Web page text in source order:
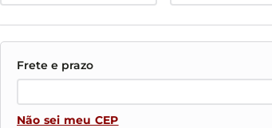
Não sei meu CEP